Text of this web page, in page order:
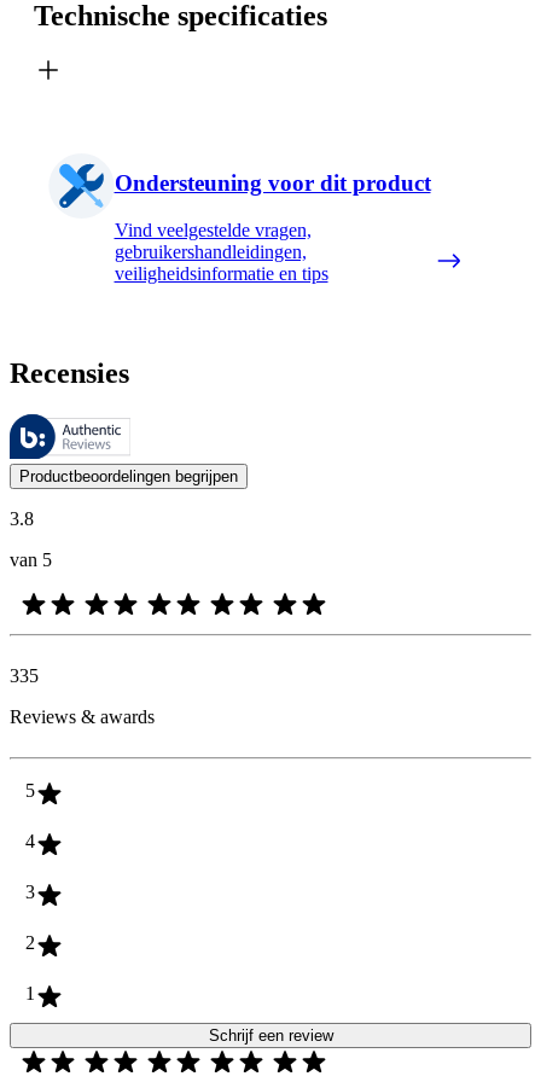
Technische specificaties
Ondersteuning voor dit product
Vind veelgestelde vragen,
gebruikershandleidingen,
veiligheidsinformatie en tips
Recensies
Deze beoordelingen worden beheerd door Bazaarvoice en voldoen
De mening van onze klanten is nuttig voor iedereen, of het nu een
Productbeoordelingen begrijpen
3.8
van 5
335
Reviews & awards
5
4
3
2
1
Schrijf een review